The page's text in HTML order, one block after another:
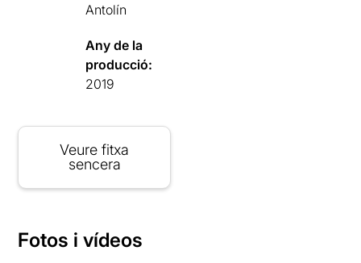
Antolín
Any de la
producció:
2019
Veure fitxa
sencera
Fotos i vídeos